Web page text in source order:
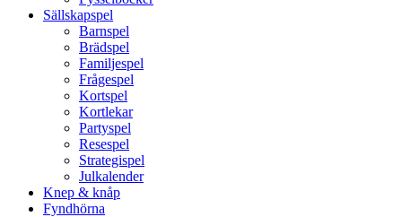
Sällskapspel
Barnspel
Brädspel
Familjespel
Frågespel
Kortspel
Kortlekar
Partyspel
Resespel
Strategispel
Julkalender
Knep & knåp
Fyndhörna